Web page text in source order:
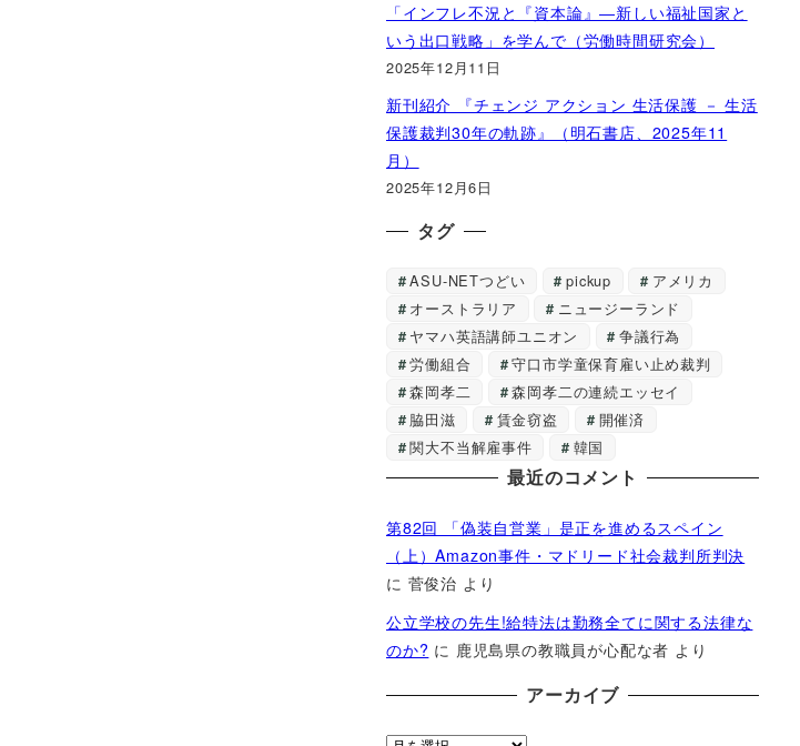
「インフレ不況と『資本論』―新しい福祉国家と
いう出口戦略」を学んで（労働時間研究会）
2025年12月11日
新刊紹介 『チェンジ アクション 生活保護 － 生活
保護裁判30年の軌跡』（明石書店、2025年11
月）
2025年12月6日
タグ
ASU-NETつどい pickup
アメリカ
オーストラリア
ニュージーランド
ヤマハ英語講師ユニオン
争議行為
労働組合
守口市学童保育雇い止め裁判
森岡孝二
森岡孝二の連続エッセイ
脇田滋
賃金窃盗
開催済
関大不当解雇事件
韓国
最近のコメント
第82回 「偽装自営業」是正を進めるスペイン
（上）Amazon事件・マドリード社会裁判所判決
に 菅俊治 より
公立学校の先生!給特法は勤務全てに関する法律な
のか? に 鹿児島県の教職員が心配な者 より
アーカイブ